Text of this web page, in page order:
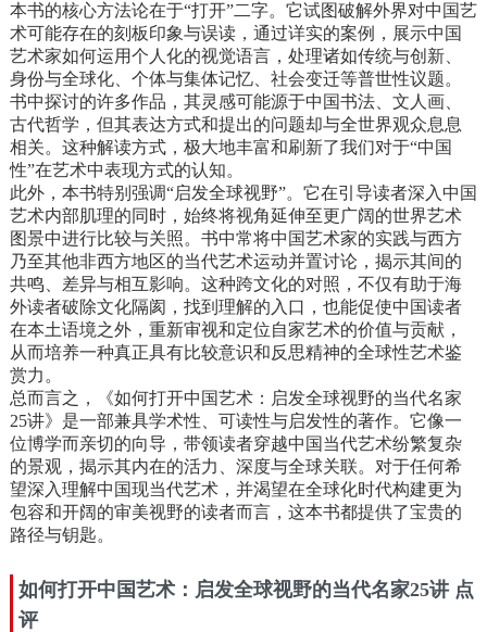
本书的核心方法论在于“打开”二字。它试图破解外界对中国艺
术可能存在的刻板印象与误读，通过详实的案例，展示中国
艺术家如何运用个人化的视觉语言，处理诸如传统与创新、
身份与全球化、个体与集体记忆、社会变迁等普世性议题。
书中探讨的许多作品，其灵感可能源于中国书法、文人画、
古代哲学，但其表达方式和提出的问题却与全世界观众息息
相关。这种解读方式，极大地丰富和刷新了我们对于“中国
性”在艺术中表现方式的认知。
此外，本书特别强调“启发全球视野”。它在引导读者深入中国
艺术内部肌理的同时，始终将视角延伸至更广阔的世界艺术
图景中进行比较与关照。书中常将中国艺术家的实践与西方
乃至其他非西方地区的当代艺术运动并置讨论，揭示其间的
共鸣、差异与相互影响。这种跨文化的对照，不仅有助于海
外读者破除文化隔阂，找到理解的入口，也能促使中国读者
在本土语境之外，重新审视和定位自家艺术的价值与贡献，
从而培养一种真正具有比较意识和反思精神的全球性艺术鉴
赏力。
总而言之，《如何打开中国艺术：启发全球视野的当代名家
25讲》是一部兼具学术性、可读性与启发性的著作。它像一
位博学而亲切的向导，带领读者穿越中国当代艺术纷繁复杂
的景观，揭示其内在的活力、深度与全球关联。对于任何希
望深入理解中国现当代艺术，并渴望在全球化时代构建更为
包容和开阔的审美视野的读者而言，这本书都提供了宝贵的
路径与钥匙。
如何打开中国艺术：启发全球视野的当代名家25讲 点
评